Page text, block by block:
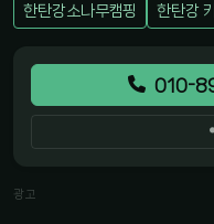
한탄강소나무캠핑
한탄강
010-
광고